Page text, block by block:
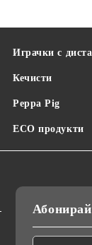
Играчки с
Кечисти
Peppa Pig
ECO продукти